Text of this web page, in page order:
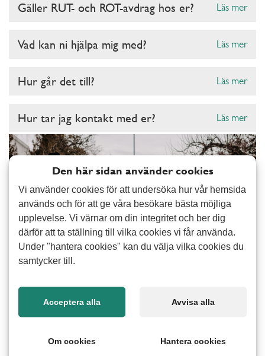
Gäller RUT- och ROT-avdrag hos er? Läs mer
Vad kan ni hjälpa mig med? Läs mer
Hur går det till? Läs mer
Hur tar jag kontakt med er? Läs mer
Hur fungerar hjälp med snöskottning
Den här sidan använder cookies
Vi använder cookies för att undersöka hur vår hemsida
används och för att ge våra besökare bästa möjliga
upplevelse. Vi värnar om din integritet och ber dig
därför att ta ställning till vilka cookies vi får använda.
Under "hantera cookies" kan du välja vilka cookies du
samtycker till.
Acceptera alla Avvisa alla
Om cookies Hantera cookies